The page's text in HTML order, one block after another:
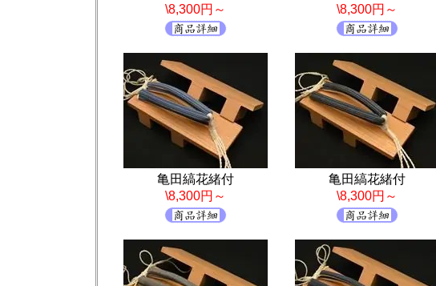
\8,300円～
\8,300円～
亀田縞花緒付
\8,300円～
亀田縞花緒付
\8,300円～